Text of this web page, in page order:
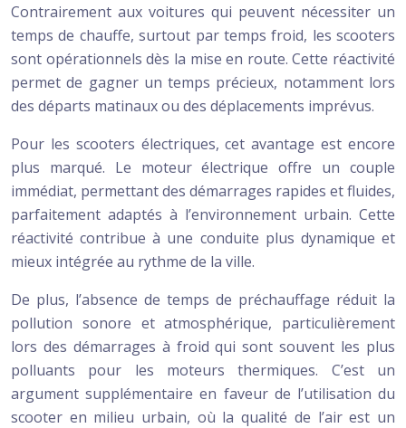
Contrairement aux voitures qui peuvent nécessiter un
temps de chauffe, surtout par temps froid, les scooters
sont opérationnels dès la mise en route. Cette réactivité
permet de gagner un temps précieux, notamment lors
des départs matinaux ou des déplacements imprévus.
Pour les scooters électriques, cet avantage est encore
plus marqué. Le moteur électrique offre un couple
immédiat, permettant des démarrages rapides et fluides,
parfaitement adaptés à l’environnement urbain. Cette
réactivité contribue à une conduite plus dynamique et
mieux intégrée au rythme de la ville.
De plus, l’absence de temps de préchauffage réduit la
pollution sonore et atmosphérique, particulièrement
lors des démarrages à froid qui sont souvent les plus
polluants pour les moteurs thermiques. C’est un
argument supplémentaire en faveur de l’utilisation du
scooter en milieu urbain, où la qualité de l’air est un